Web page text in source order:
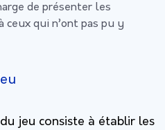
de présenter les
qui n’ont pas pu y
jeu consiste à établir les